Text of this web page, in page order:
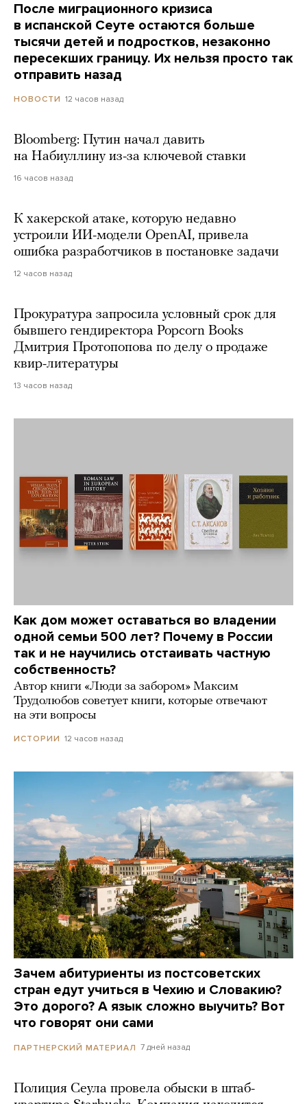
После миграционного кризиса
в испанской Сеуте остаются больше
тысячи детей и подростков, незаконно
пересекших границу. Их нельзя просто так
отправить назад
НОВОСТИ 12 часов назад
Bloomberg: Путин начал давить
на Набиуллину из-за ключевой ставки
16 часов назад
К хакерской атаке, которую недавно
устроили ИИ-модели OpenAI, привела
ошибка разработчиков в постановке задачи
12 часов назад
Прокуратура запросила условный срок для
бывшего гендиректора Popcorn Books
Дмитрия Протопопова по делу о продаже
квир-литературы
13 часов назад
Как дом может оставаться во владении
одной семьи 500 лет? Почему в России
так и не научились отстаивать частную
собственность?
Автор книги «Люди за забором» Максим
Трудолюбов советует книги, которые отвечают
на эти вопросы
ИСТОРИИ 12 часов назад
Зачем абитуриенты из постсоветских
стран едут учиться в Чехию и Словакию?
Это дорого? А язык сложно выучить? Вот
что говорят они сами
ПАРТНЕРСКИЙ МАТЕРИАЛ 7 дней назад
Полиция Сеула провела обыски в штаб-